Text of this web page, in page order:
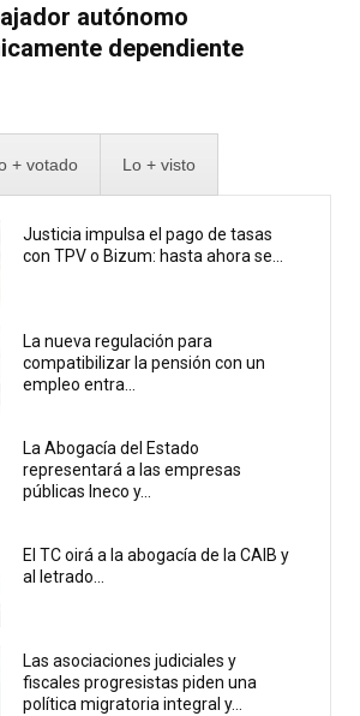
autónomo
dependiente
+ votado Lo + visto
Justicia impulsa el pago de tasas
con TPV o Bizum: hasta ahora se...
La nueva regulación para
compatibilizar la pensión con un
empleo entra...
La Abogacía del Estado
representará a las empresas
públicas Ineco y...
El TC oirá a la abogacía de la CAIB y
al letrado...
Las asociaciones judiciales y
fiscales progresistas piden una
política migratoria integral y...